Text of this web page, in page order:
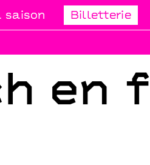
saison Billetterie
en